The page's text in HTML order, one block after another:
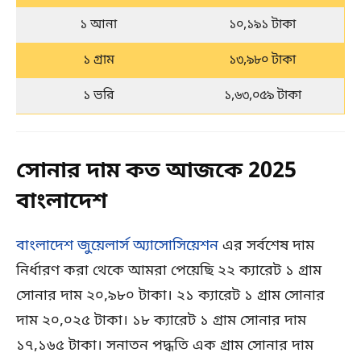
১ আনা
১০,১৯১ টাকা
১ গ্রাম
১৩,৯৮০ টাকা
১ ভরি
১,৬৩,০৫৯ টাকা
সোনার দাম কত আজকে 2025
বাংলাদেশ
বাংলাদেশ জুয়েলার্স অ্যাসোসিয়েশন এর সর্বশেষ দাম
নির্ধারণ করা থেকে আমরা পেয়েছি ২২ ক্যারেট ১ গ্রাম
সোনার দাম ২০,৯৮০ টাকা। ২১ ক্যারেট ১ গ্রাম সোনার
দাম ২০,০২৫ টাকা। ১৮ ক্যারেট ১ গ্রাম সোনার দাম
১৭,১৬৫ টাকা। সনাতন পদ্ধতি এক গ্রাম সোনার দাম